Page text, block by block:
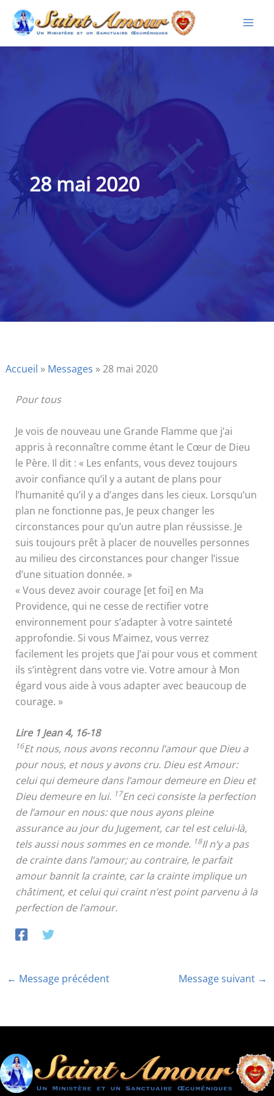
Aller
contenu
28 mai 2020
Accueil » Messages »28 mai 2020
Pour tous
Je vois de nouveau une Grande Flamme que j’ai
appris à reconnaître comme étant le Cœur de Dieu
le Père. Il dit : « Les enfants, vous devez toujours
avoir confiance qu’il y a autant de plans pour
l’humanité qu’il y a d’anges dans les cieux. Lorsqu’un
plan ne fonctionne pas, Je peux changer les
circonstances pour qu’un autre plan réussisse. Je
suis toujours prêt à placer de nouvelles personnes
au milieu des circonstances pour changer l’issue
d’une situation donnée. »
« Vous devez avoir courage [et foi] en Ma
Providence, qui ne cesse de rectifier votre
environnement pour s’adapter à votre sainteté
approfondie. Si vous M’aimez, vous verrez
facilement les projets que J’ai pour vous et comment
ils s’intègrent dans votre vie. Votre amour à Mon
égard vous aide à vous adapter avec beaucoup de
courage. »
Lire 1 Jean 4, 16-18
16Et nous, nous avons reconnu l’amour que Dieu a
pour nous, et nous y avons cru. Dieu est Amour:
celui qui demeure dans l’amour demeure en Dieu et
Dieu demeure en lui. 17En ceci consiste la perfection
de l’amour en nous: que nous ayons pleine
assurance au jour du Jugement, car tel est celui-là,
tels aussi nous sommes en ce monde. 18Il n’y a pas
de crainte dans l’amour; au contraire, le parfait
amour bannit la crainte, car la crainte implique un
châtiment, et celui qui craint n’est point parvenu à la
perfection de l’amour.
← Message précédent Message suivant →